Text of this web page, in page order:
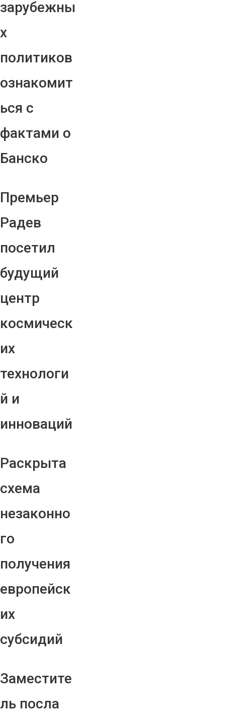
зарубежны
х
политиков
ознакомит
ься с
фактами о
Банско
Премьер
Радев
посетил
будущий
центр
космическ
их
технологи
й и
инноваций
Раскрыта
схема
незаконно
го
получения
европейск
их
субсидий
Заместите
ль посла